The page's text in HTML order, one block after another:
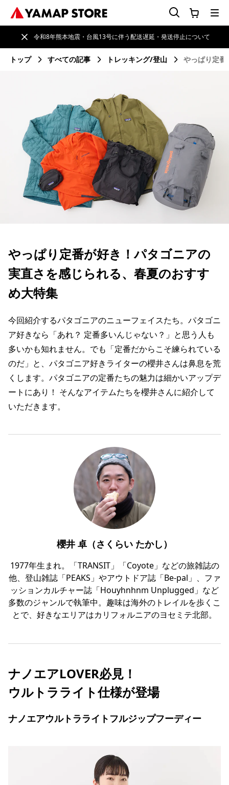
令和8年熊本地震・台風13号に伴う配送遅延・発送停止について
トップ すべての記事 トレッキング/登山 やっぱり定
やっぱり定番が好き！パタゴニアの
実直さを感じられる、春夏のおすす
め大特集
今回紹介するパタゴニアのニューフェイスたち。パタゴニ
ア好きなら「あれ？ 定番多いんじゃない？」と思う人も
多いかも知れません。でも「定番だからこそ練られている
のだ」と、パタゴニア好きライターの櫻井さんは鼻息を荒
くします。パタゴニアの定番たちの魅力は細かいアップデ
ートにあり！ そんなアイテムたちを櫻井さんに紹介して
いただきます。
櫻井 卓（さくらい たかし）
1977年生まれ。「TRANSIT」「Coyote」などの旅雑誌の
他、登山雑誌「PEAKS」やアウトドア誌「Be-pal」、ファ
ッションカルチャー誌「Houyhnhnm Unplugged」など
多数のジャンルで執筆中。趣味は海外のトレイルを歩くこ
とで、好きなエリアはカリフォルニアのヨセミテ北部。
ナノエアLOVER必見！
ウルトラライト仕様が登場
ナノエアウルトラライトフルジップフーディー